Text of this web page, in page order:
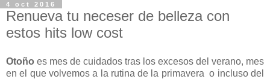
4 oct 2016
Renueva tu neceser de belleza con
estos hits low cost
Otoño es mes de cuidados tras los excesos del verano, mes
en el que volvemos a la rutina de la primavera o incluso del